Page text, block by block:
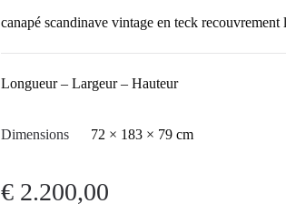
canapé scandinave vintage en teck recouvrement
Longueur – Largeur – Hauteur
Dimensions 72 × 183 × 79 cm
€ 2.200,00